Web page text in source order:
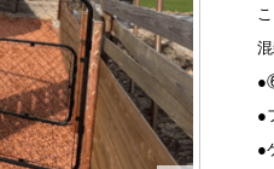
●
●